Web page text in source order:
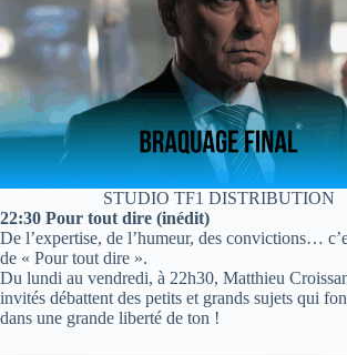
STUDIO TF1 DISTRIBUTION
22:30 Pour tout dire (inédit)
De l’expertise, de l’humeur, des convictions…
de « Pour tout dire ».
Du lundi au vendredi, à 22h30, Matthieu
invités débattent des petits et grands sujets qui
dans une grande liberté de ton !